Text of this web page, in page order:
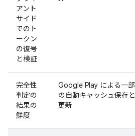
アント
サイド
でのト
ークン
の復号
と検証
完全性
判定の
結果の
鮮度
Google Play による一部
の自動キャッシュ保存と
更新